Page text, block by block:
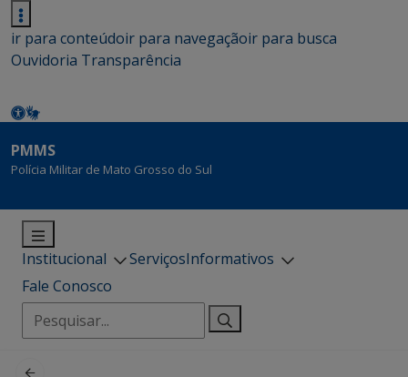
ir para conteúdoir para navegaçãoir para busca
Ouvidoria Transparência
PMMS
Polícia Militar de Mato Grosso do Sul
Institucional ServiçosInformativos
Fale Conosco
Pesquisar
por: